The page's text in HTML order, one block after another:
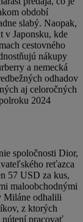
období
slabý. Naopak,
v Japonsku, kde
cestovného
nákupy
a nemecká
odhadov
aj celoročných
2024
spoločnosti Dior,
reťazca
57 USD za kus,
maloobchodnými
Miláne odhalili
z ktorých
nútení pracovať